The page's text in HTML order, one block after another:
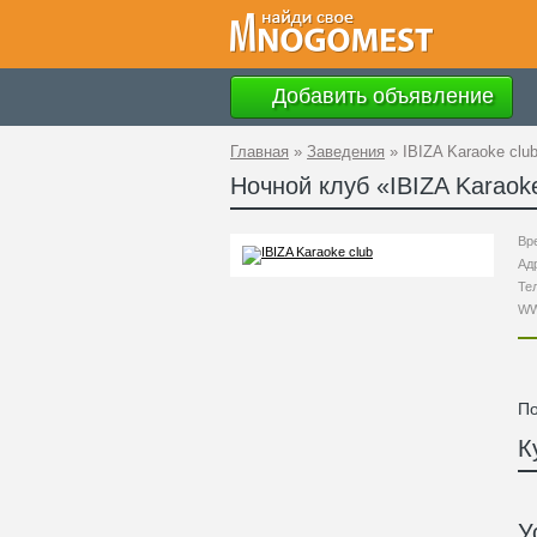
Добавить объявление
Главная » Заведения » IBIZA Karaoke club
Ночной клуб «IBIZA